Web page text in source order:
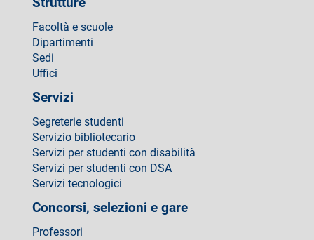
Facoltà e scuole
Dipartimenti
Sedi
Uffici
Servizi
Segreterie studenti
Servizio bibliotecario
Servizi per studenti con disabilità
Servizi per studenti con DSA
Servizi tecnologici
Concorsi, selezioni e gare
Professori